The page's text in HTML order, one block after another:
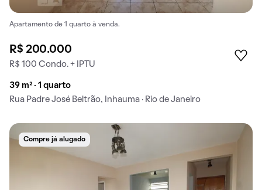
Apartamento de 1 quarto à venda.
R$ 200.000
R$ 100 Condo. + IPTU
39 m² · 1 quarto
Rua Padre José Beltrão, Inhauma · Rio de Janeiro
Compre já alugado